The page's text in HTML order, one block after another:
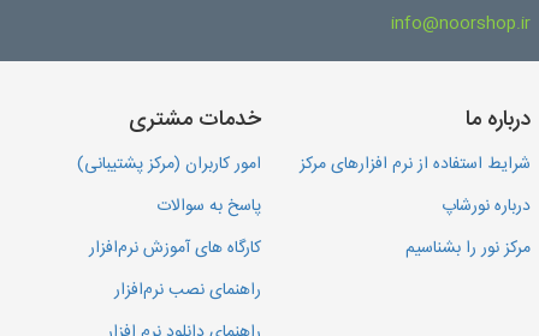
info@noorshop.ir
درباره ما
شرایط استفاده از نرم افزارهای مرکز
درباره نورشاپ
مرکز نور را بشناسیم
خدمات مشتری
امور کاربران (مرکز پشتیبانی)
پاسخ به سوالات
کارگاه های آموزش نرم‌افزار
راهنمای نصب نرم‌افزار